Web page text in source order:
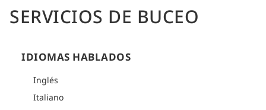
pueden observar grandes grupos de tiburones nodriza, rayas
y otras especies nocturnas. A lo largo de los canales, es
El centro de buceo ofrece una gama completa de equipos de
trajes de neopreno Aqualung y ordenadores de buceo.
Además, cuenta con la certificación Pure Air Station de Bauer.
El nitrox se ofrece de forma gratuita a los buceadores
SERVICIOS DE BUCEO
IDIOMAS HABLADOS
Inglés
Italiano